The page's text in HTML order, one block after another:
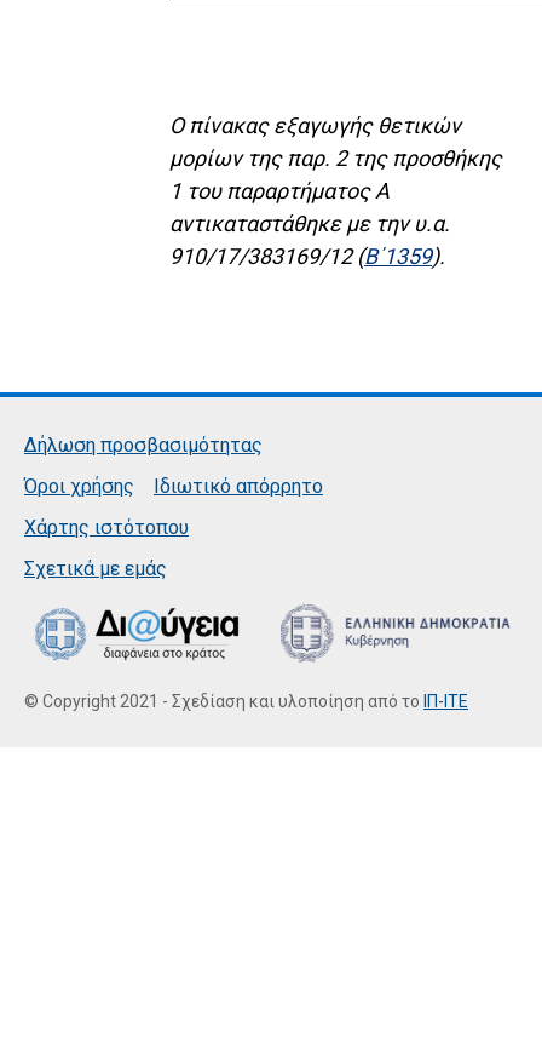
Ο πίνακας εξαγωγής θετικών
μορίων της παρ. 2 της προσθήκης
1 του παραρτήματος Α
αντικαταστάθηκε με την υ.α.
910/17/383169/12 (Β΄1359).
Δήλωση προσβασιμότητας
Όροι χρήσης
Ιδιωτικό απόρρητο
Χάρτης ιστότοπου
Σχετικά με εμάς
© Copyright 2021 - Σχεδίαση και υλοποίηση από το ΙΠ-ΙΤΕ